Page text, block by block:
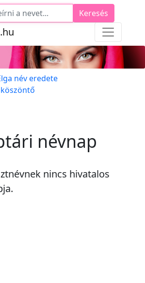
Keresés
név eredete
névnap
nincs hivatalos